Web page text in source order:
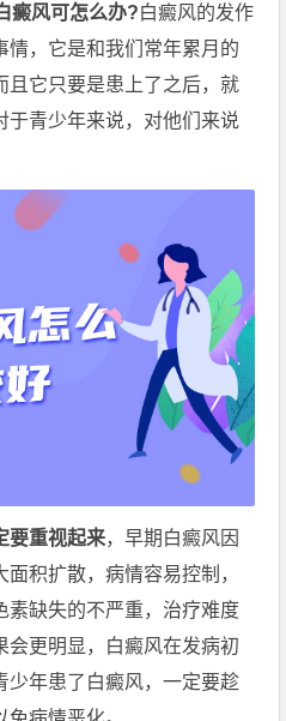
癜风可怎么办?白癜风的发作
情，它是和我们常年累月的
且它只要是患上了之后，就
于青少年来说，对他们来说
要重视起来，早期白癜风因
积扩散，病情容易控制，
素缺失的不严重，治疗难度
会更明显，白癜风在发病初
少年患了白癜风，一定要趁